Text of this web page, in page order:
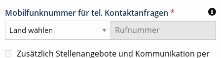
Mobilfunknummer für tel. Kontaktanfragen *
Zusätzlich Stellenangebote und Kommunikation per